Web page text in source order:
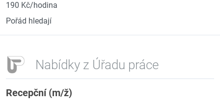
190 Kč/hodina
Pořád hledají
Nabídky z Úřadu práce
Recepční (m/ž)